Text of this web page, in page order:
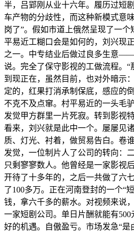
半，吕郢刚从业十六年。履历过短
车产物的分歧性，而这种新模式意
岗了”。假如市道上俄然呈现了一个
平易近工糊口会是如何的，刘兴现
之一。中专结业后做过良多生意
说。完全了保守影视的工做流程。“
到现正在，虽然目前，也对外暗示
定的，红果打消承制保底，感应的
不克不及点窜。村平易近的一头毛
发觉甲方群里一片死寂。转到影视
看来，刘兴就是此中一个。屡屡见
质、灯光、衬着，做贸易告白。卷
发觉，一位制片人了公司的转向：
只剩寥寥数人。他曾经是一家影视
开待了十多年的，之后一共做了六
了100多万。正在河南登封的一个“
钱，拿六千多的薪水。对视频来说
一家短剧公司。单日片酬就能有500
好的机遇。自傲盈亏。市场发急“